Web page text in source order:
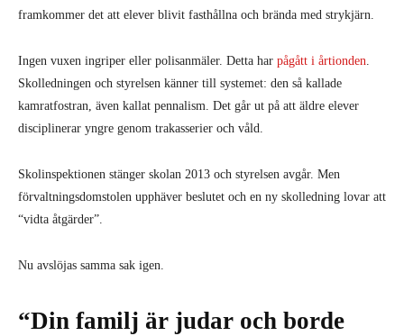
framkommer det att elever blivit fasthållna och brända med strykjärn.
Ingen vuxen ingriper eller polisanmäler. Detta har pågått i årtionden.
Skolledningen och styrelsen känner till systemet: den så kallade
kamratfostran, även kallat pennalism. Det går ut på att äldre elever
disciplinerar yngre genom trakasserier och våld.
Skolinspektionen stänger skolan 2013 och styrelsen avgår. Men
förvaltningsdomstolen upphäver beslutet och en ny skolledning lovar att
“vidta åtgärder”.
Nu avslöjas samma sak igen.
“Din familj är judar och borde